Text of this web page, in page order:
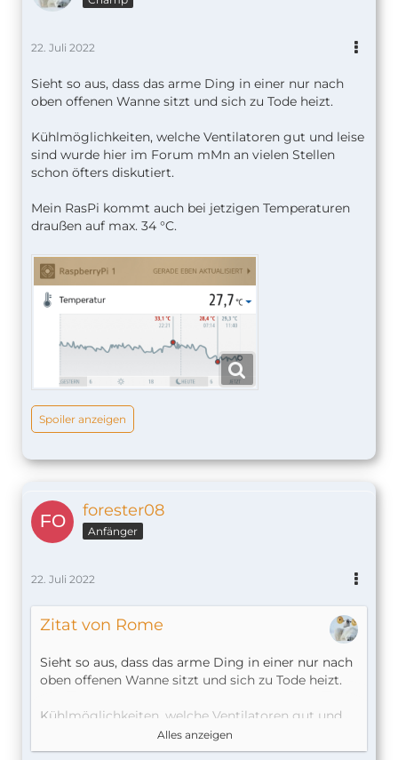
22. Juli 2022
Sieht so aus, dass das arme Ding in einer nur nach
oben offenen Wanne sitzt und sich zu Tode heizt.
Kühlmöglichkeiten, welche Ventilatoren gut und leise
sind wurde hier im Forum mMn an vielen Stellen
schon öfters diskutiert.
Mein RasPi kommt auch bei jetzigen Temperaturen
draußen auf max. 34 °C.
Spoiler anzeigen
forester08
Anfänger
22. Juli 2022
Zitat von Rome
Sieht so aus, dass das arme Ding in einer nur nach
oben offenen Wanne sitzt und sich zu Tode heizt.
Kühlmöglichkeiten, welche Ventilatoren gut und
leise sind wurde hier im Forum mMn an vielen
Stellen schon öfters diskutiert.
Alles anzeigen